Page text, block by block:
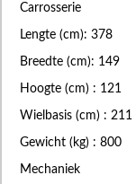
Carrosserie
Lengte (cm): 378
Breedte (cm): 149
Hoogte (cm) : 121
Wielbasis (cm) : 211
Gewicht (kg) : 800
Mechaniek